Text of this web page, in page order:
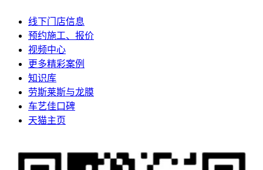
线下门店信息
预约施工、报价
视频中心
更多精彩案例
知识库
劳斯莱斯与龙膜
车艺佳口碑
天猫主页